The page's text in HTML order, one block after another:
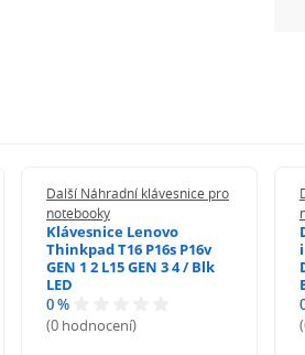
Další Náhradní klávesnice pro
notebooky
Klávesnice Lenovo
Thinkpad T16 P16s P16v
GEN 1 2 L15 GEN 3 4 / Blk
LED
0 %
(0 hodnocení)